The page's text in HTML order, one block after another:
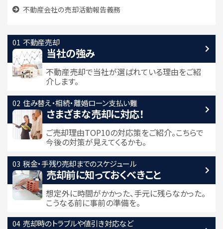
不動産会社の売却活動報告義務
不動産売却
当社の強み
不動産売却で当社が選ばれている理由をご紹
介します。
住み替え・相続・離婚ローン支払い難
さまざまな売却に対応！
ご売却理由TOP10の対応策をご紹介。こちらで
今後の対策が見えてくるかも。
税金・手残り売却までのスケジュール
売却前に知っておくべきこと
想定外に時間がかかった、手元に残らなかった。
こうなる前に事前の準備を。
売却時のトラブルや値引き対応など